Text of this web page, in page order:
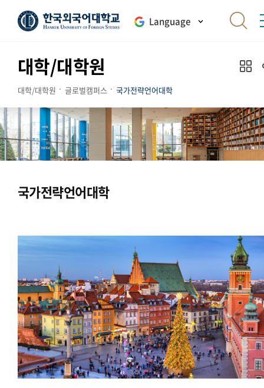
Language
대학/대학원
대학/대학원 글로벌캠퍼스 국가전략언어대학
국가전략언어대학